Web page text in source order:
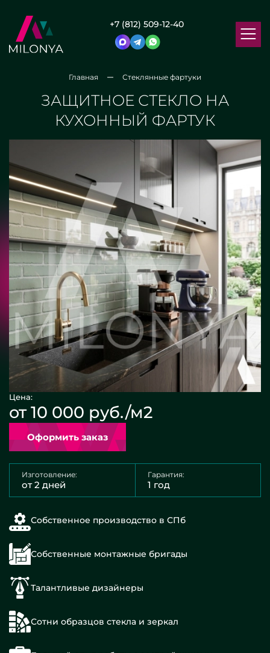
+7 (812) 509-12-40
Главная Стеклянные фартуки
ЗАЩИТНОЕ СТЕКЛО НА
КУХОННЫЙ ФАРТУК
Цена:
от 10 000 руб./м2
Оформить заказ
Изготовление:
от 2 дней
Гарантия:
1 год
Собственное производство в СПб
Собственные монтажные бригады
Талантливые дизайнеры
Сотни образцов стекла и зеркал